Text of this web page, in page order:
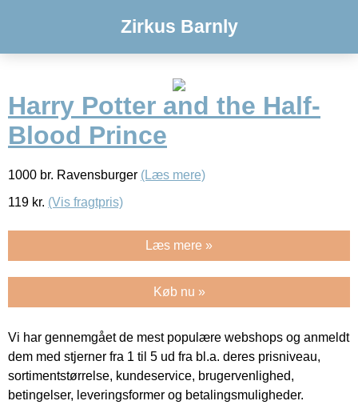
Zirkus Barnly
Harry Potter and the Half-
Blood Prince
1000 br. Ravensburger (Læs mere)
119 kr. (Vis fragtpris)
Læs mere »
Køb nu »
Vi har gennemgået de mest populære webshops og anmeldt
dem med stjerner fra 1 til 5 ud fra bl.a. deres prisniveau,
sortimentstørrelse, kundeservice, brugervenlighed,
betingelser, leveringsformer og betalingsmuligheder.